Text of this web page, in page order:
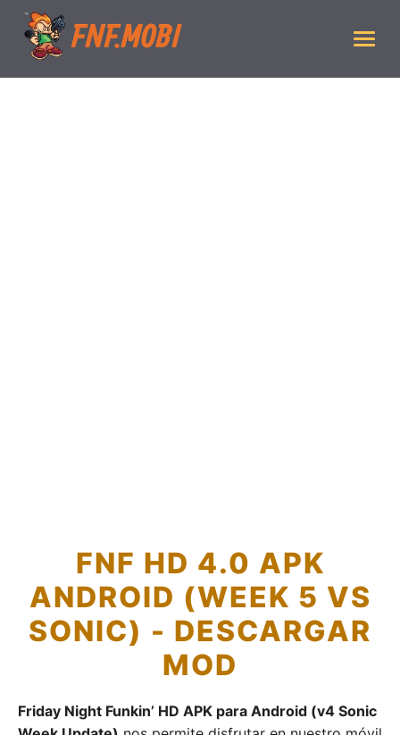
FNF HD 4.0 APK
ANDROID (WEEK 5 VS
SONIC) - DESCARGAR
MOD
Friday Night Funkin’ HD APK para Android (v4 Sonic